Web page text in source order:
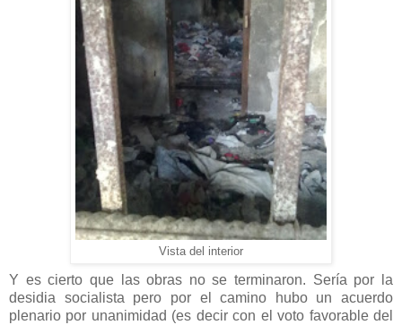
Vista del interior
Y es cierto que las obras no se terminaron. Sería por la
desidia socialista pero por el camino hubo un acuerdo
plenario por unanimidad (es decir con el voto favorable del